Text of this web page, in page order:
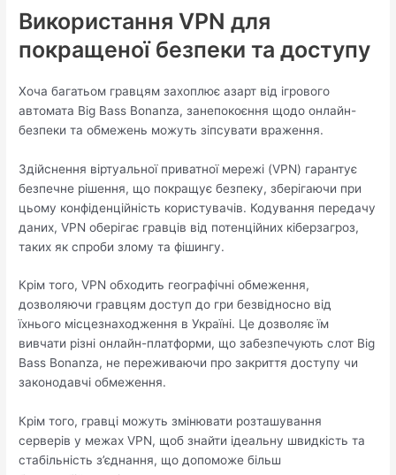
Використання VPN для
покращеної безпеки та доступу
Хоча багатьом гравцям захоплює азарт від ігрового
автомата Big Bass Bonanza, занепокоєння щодо онлайн-
безпеки та обмежень можуть зіпсувати враження.
Здійснення віртуальної приватної мережі (VPN) гарантує
безпечне рішення, що покращує безпеку, зберігаючи при
цьому конфіденційність користувачів. Кодування передачу
даних, VPN оберігає гравців від потенційних кіберзагроз,
таких як спроби злому та фішингу.
Крім того, VPN обходить географічні обмеження,
дозволяючи гравцям доступ до гри безвідносно від
їхнього місцезнаходження в Україні. Це дозволяє їм
вивчати різні онлайн-платформи, що забезпечують слот Big
Bass Bonanza, не переживаючи про закриття доступу чи
законодавчі обмеження.
Крім того, гравці можуть змінювати розташування
серверів у межах VPN, щоб знайти ідеальну швидкість та
стабільність з’єднання, що допоможе більш